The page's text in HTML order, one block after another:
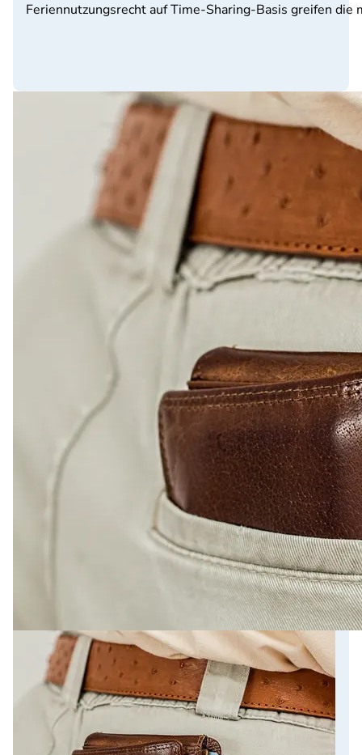
Feriennutzungsrecht auf Time-Sharing-Basis greifen die